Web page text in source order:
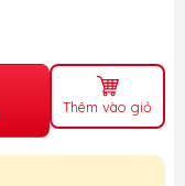
Thêm vào giỏ